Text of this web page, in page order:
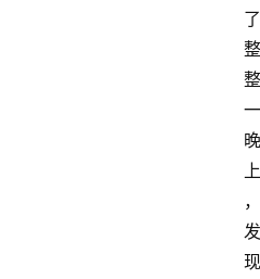
了
整
整
一
晚
上
，
发
现